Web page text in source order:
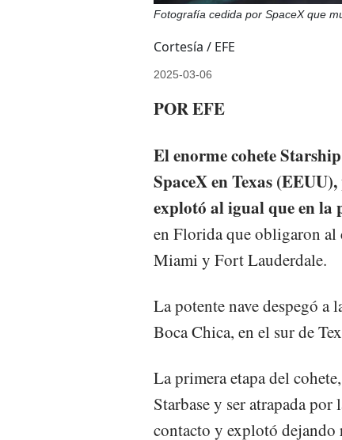
Fotografía cedida por SpaceX que
Cortesía / EFE
2025-03-06
POR EFE
El enorme cohete Starship
SpaceX en Texas
explotó al igual que en la
en Florida que obligaron al
Miami y Fort Lauderdale.
La potente nave despegó
Boca Chica, en el sur de
La primera etapa del
Starbase y ser atrapada
contacto y explotó dejando